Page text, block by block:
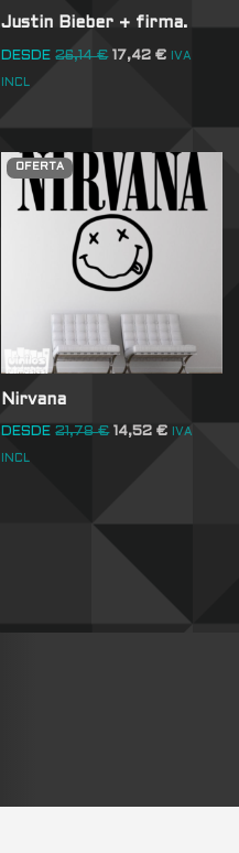
Justin Bieber + firma.
DESDE 26,14€ 17,42€ IVA
INCL
OFERTA
Nirvana
DESDE 21,78€ 14,52€ IVA
INCL